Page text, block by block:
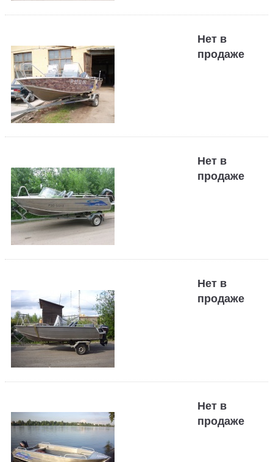
Нет в
продаже
Нет в
продаже
Нет в
продаже
Нет в
продаже